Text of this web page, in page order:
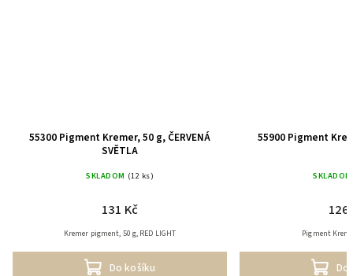
55300 Pigment Kremer, 50 g, ČERVENÁ
SVĚTLA
SKLADOM (12 ks)
131 Kč
Do košíku
Kremer pigment, 50 g, RED LIGHT
55900 Pigment
SKLADOM
126
Do
Pigment